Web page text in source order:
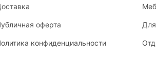
оферта
конфиденциальности